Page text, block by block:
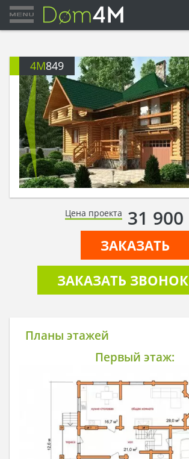
4M849
Цена проекта 31 900
ЗАКАЗАТЬ
ЗАКАЗАТЬ ЗВОНОК
Планы этажей
Первый этаж: